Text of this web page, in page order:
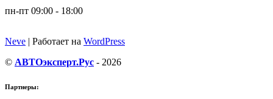
пн-пт 09:00 - 18:00
Neve | Работает на WordPress
© АВТОэксперт.Рус - 2026
Партнеры: